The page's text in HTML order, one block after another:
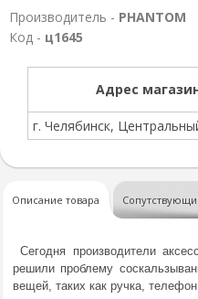
Производитель - PHANTOM
Код - ц1645
Адрес
г. Челябинск,
Описание товара
Сегодня производители
решили проблему
вещей, таких как ручка,